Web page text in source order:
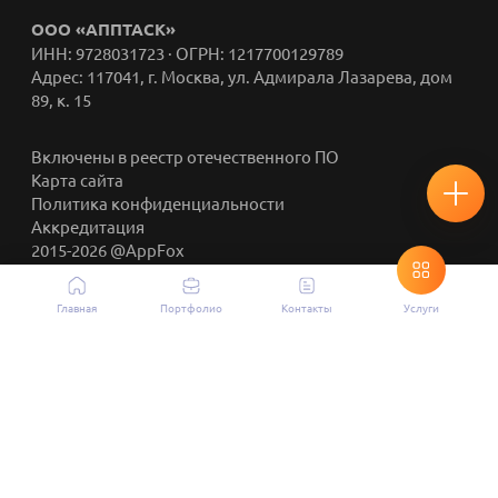
ООО «АППТАСК»
ИНН: 9728031723 · ОГРН: 1217700129789
Адрес: 117041, г. Москва, ул. Адмирала Лазарева, дом
89, к. 15
2015-2026 @AppFox
Аккредитация
Политика конфиденциальности
Карта сайта
Включены в реестр отечественного ПО
Главная Портфолио Контакты Услуги